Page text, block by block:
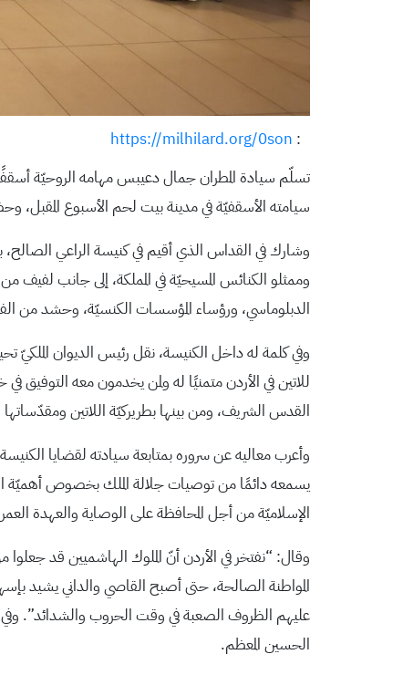
:
https://milhilard.org/0son
تسلّم سيادة المطران جمال دعيبس مهامه الروحيّة أسقفًا
سيامته الأسقفيّة في مدينة بيت لحم الأسبوع المقبل،
وشارك في القداس الذي أقيم في كنيسة الراعي الصالح،
وممثلو الكنائس المسيحيّة في المملكة، إلى جانب لفيف
الدبلوماسي، ورؤساء المؤسسات الكنسيّة، وحشد من
وفي كلمة له داخل الكنيسة، نقل رئيس الديوان الملكيّ
للاتين في الأردن متمنيًا له ولمن يخدمون معه
القدس الشريف، ومن بينها بطريركيّة اللاتين
وأعرب معاليه عن سروره بمتابعة سيادته لقضايا
يسمعه دائمًا من توصيات جلالة الملك بخصوص أهميّة
الإسلاميّة من أجل المحافظة على الوصاية والعهدة
وقال: “نفتخر في الأردن أنّ الملوك الهاشميين قد
المواطنة الصالحة، حتى أصبح القاصي والداني يشيد
عليهم الظروف الصعبة في وقت الحروب والشدائد”. وفي
الحسين المعظم.